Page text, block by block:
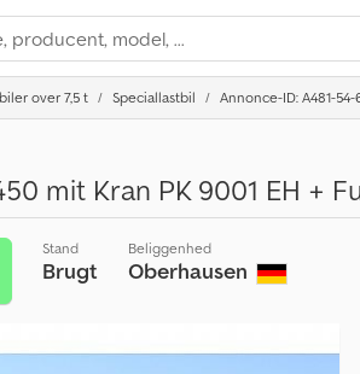
over 7,5 t Speciallastbil Annonce-ID: A481-54-
mit Kran PK 9001 EH +
Stand
Brugt
Beliggenhed
Oberhausen